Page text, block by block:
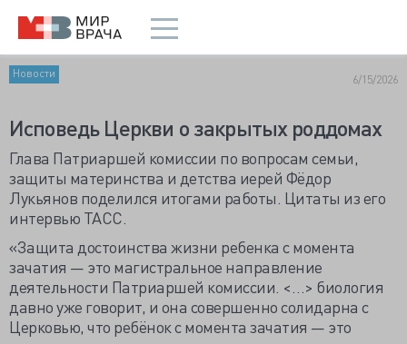
Новости 6/15/2026
Исповедь Церкви о закрытых роддомах
Глава Патриаршей комиссии по вопросам семьи,
защиты материнства и детства иерей Фёдор
Лукьянов поделился итогами работы. Цитаты из его
интервью ТАСС.
«Защита достоинства жизни ребенка с момента
зачатия — это магистральное направление
деятельности Патриаршей комиссии. <…> биология
давно уже говорит, и она совершенно солидарна с
Церковью, что ребёнок с момента зачатия — это